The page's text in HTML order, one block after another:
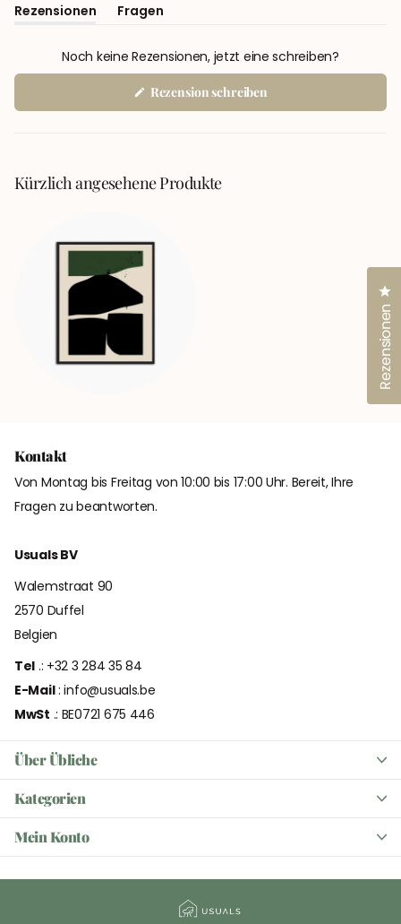
Rezensionen Fragen
(Tab
Noch keine Rezensionen, jetzt eine schreiben?
Rezension schreiben
einem
Kürzlich angesehene Produkte
Über Übliche
Kategorien
Mein Konto
Kontakt
Von Montag bis Freitag von 10:00 bis 17:00 Uhr. Bereit, Ihre
Fragen zu beantworten.
Usuals BV
Walemstraat 90
2570 Duffel
Belgien
Tel .: +32 3 284 35 84
E-Mail: info@usuals.be
MwSt .: BE0721 675 446
Rezensionen